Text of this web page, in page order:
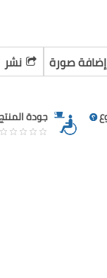
إضافة صورة نشر
جودة